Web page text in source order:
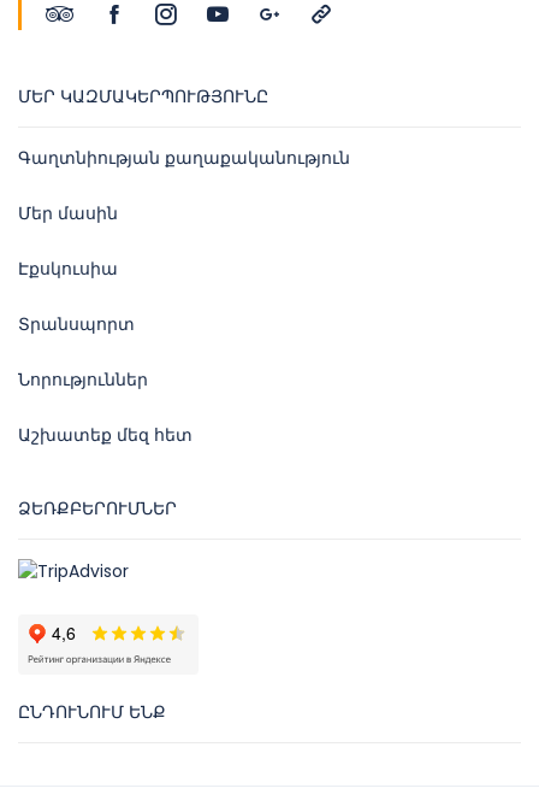
ՄԵՐ ԿԱԶՄԱԿԵՐՊՈՒԹՅՈՒՆԸ
Գաղտնիության քաղաքականություն
Մեր մասին
Էքսկուսիա
Տրանսպորտ
Նորություններ
Աշխատեք մեզ հետ
ՁԵՌՔԲԵՐՈՒՄՆԵՐ
ԸՆԴՈՒՆՈՒՄ ԵՆՔ